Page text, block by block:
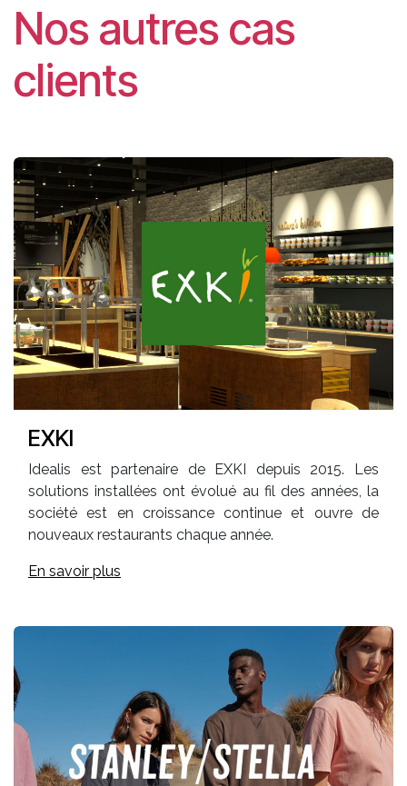
Nos autres cas
clients
EXKI
Idealis est partenaire de EXKI depuis 2015. Les
solutions installées ont évolué au fil des années, la
société est en croissance continue et ouvre de
nouveaux restaurants chaque année.
En savoir plus